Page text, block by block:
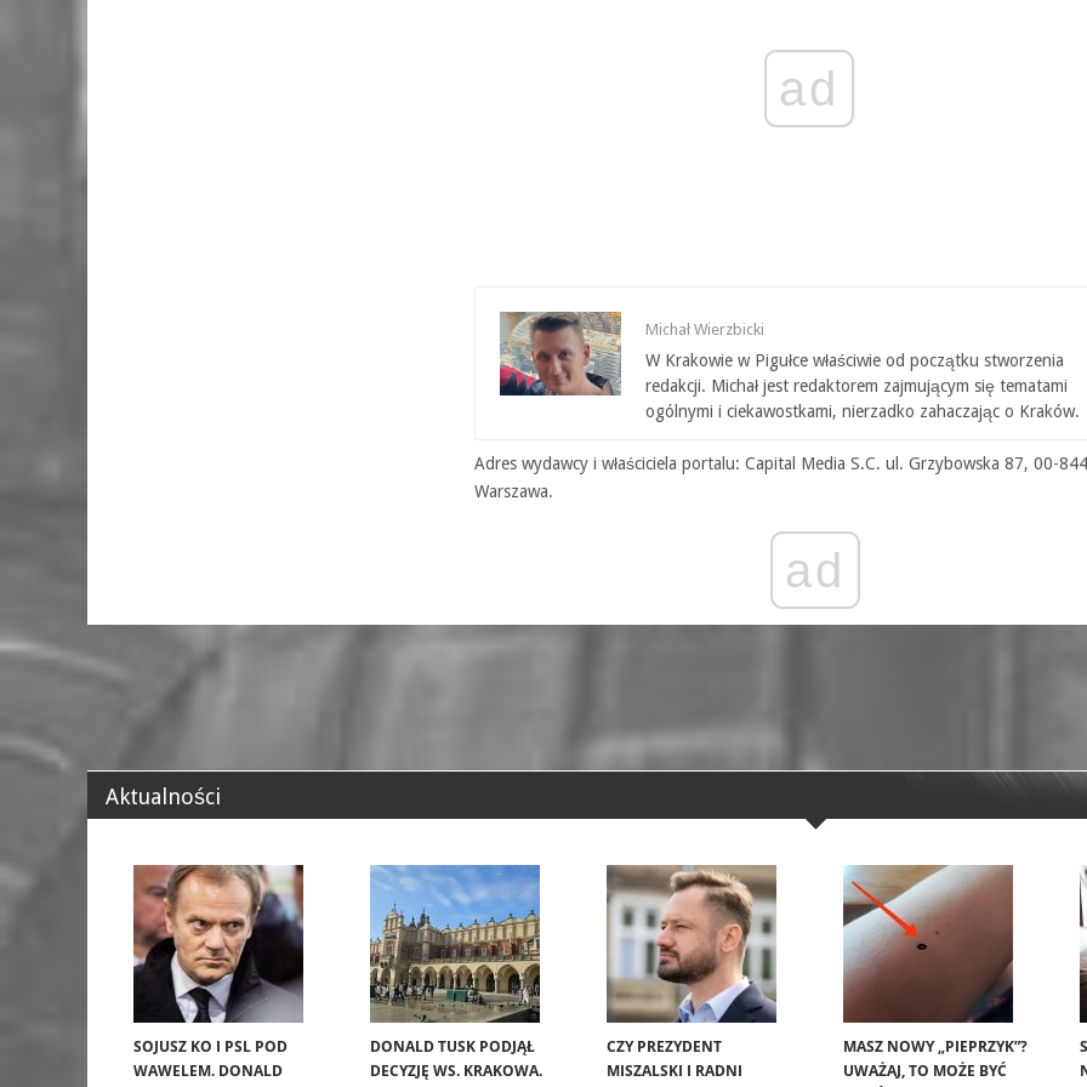
ad
Michał Wierzbicki
W Krakowie w Pigułce właściwie od początku stworzenia
redakcji. Michał jest redaktorem zajmującym się tematami
ogólnymi i ciekawostkami, nierzadko zahaczając o Kraków.
Adres wydawcy i właściciela portalu: Capital Media S.C. ul. Grzybowska 87, 00-844
Warszawa.
ad
Aktualności
SOJUSZ KO I PSL POD
WAWELEM. DONALD
DONALD TUSK PODJĄŁ
DECYZJĘ WS. KRAKOWA.
CZY PREZYDENT
MISZALSKI I RADNI
MASZ NOWY „PIEPRZYK”?
UWAŻAJ, TO MOŻE BYĆ